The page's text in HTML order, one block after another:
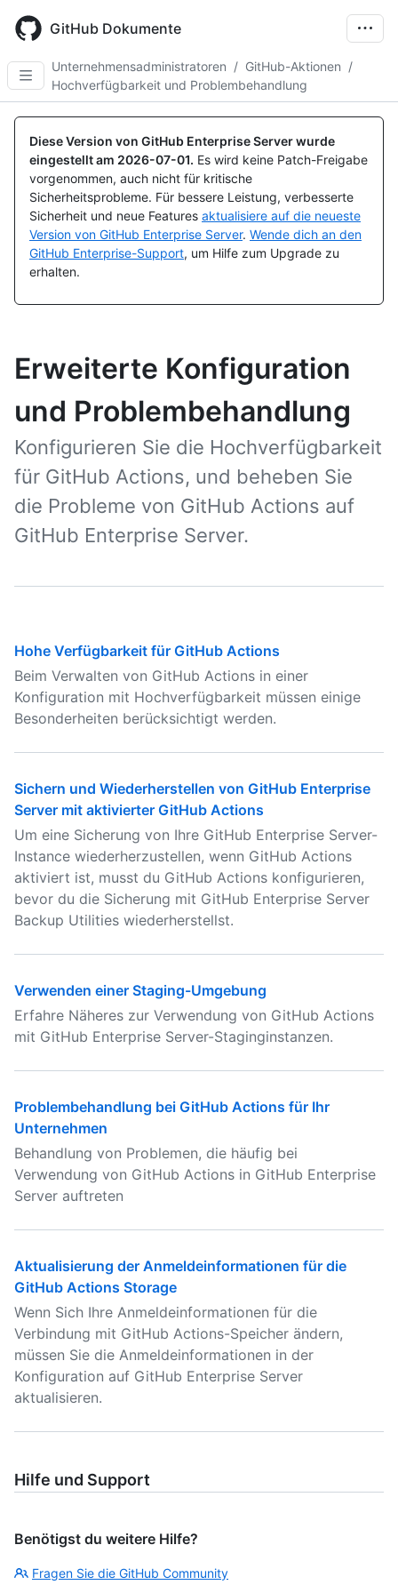
main
content
GitHub Dokumente
Unternehmensadministratoren / GitHub-Aktionen /
Hochverfügbarkeit und Problembehandlung
Diese Version von GitHub Enterprise Server wurde
eingestellt am 2026-07-01. Es wird keine Patch-Freigabe
vorgenommen, auch nicht für kritische
Sicherheitsprobleme. Für bessere Leistung, verbesserte
Sicherheit und neue Features aktualisiere auf die neueste
Version von GitHub Enterprise Server. Wende dich an den
GitHub Enterprise-Support, um Hilfe zum Upgrade zu
erhalten.
Erweiterte Konfiguration
und Problembehandlung
Konfigurieren Sie die Hochverfügbarkeit
für GitHub Actions, und beheben Sie
die Probleme von GitHub Actions auf
GitHub Enterprise Server.
Hohe Verfügbarkeit für GitHub Actions
Beim Verwalten von GitHub Actions in einer
Konfiguration mit Hochverfügbarkeit müssen einige
Besonderheiten berücksichtigt werden.
Sichern und Wiederherstellen von GitHub Enterprise
Server mit aktivierter GitHub Actions
Um eine Sicherung von Ihre GitHub Enterprise Server-
Instance wiederherzustellen, wenn GitHub Actions
aktiviert ist, musst du GitHub Actions konfigurieren,
bevor du die Sicherung mit GitHub Enterprise Server
Backup Utilities wiederherstellst.
Verwenden einer Staging-Umgebung
Erfahre Näheres zur Verwendung von GitHub Actions
mit GitHub Enterprise Server-Staginginstanzen.
Problembehandlung bei GitHub Actions für Ihr
Unternehmen
Behandlung von Problemen, die häufig bei
Verwendung von GitHub Actions in GitHub Enterprise
Server auftreten
Aktualisierung der Anmeldeinformationen für die
GitHub Actions Storage
Wenn Sich Ihre Anmeldeinformationen für die
Verbindung mit GitHub Actions-Speicher ändern,
müssen Sie die Anmeldeinformationen in der
Konfiguration auf GitHub Enterprise Server
aktualisieren.
Hilfe und Support
Benötigst du weitere Hilfe?
Fragen Sie die GitHub Community